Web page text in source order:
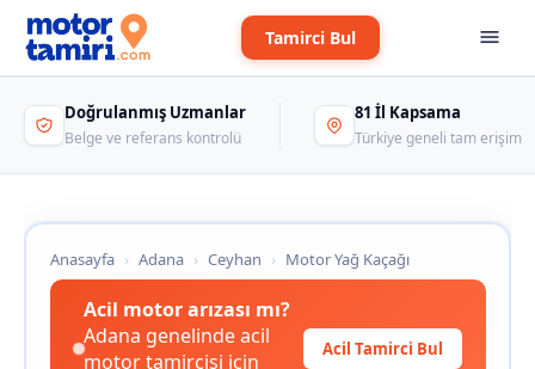
Tamirci Bul
Doğrulanmış Uzmanlar
Belge ve referans kontrolü
81 İl Kapsama
Türkiye geneli tam erişim
Anasayfa › Adana › Ceyhan › Motor Yağ Kaçağı
Acil motor arızası mı?
Adana genelinde acil
motor tamircisi için
Acil Tamirci Bul